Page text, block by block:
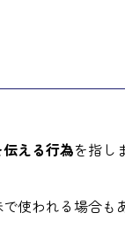
える行為を指し
使われる場合も